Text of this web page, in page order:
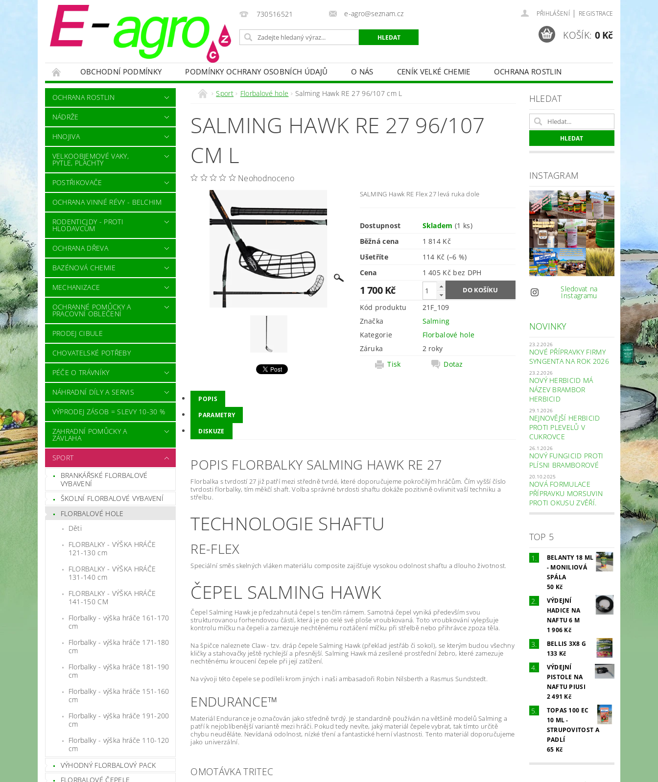
730516521 e-agro@seznam.cz PŘIHLÁŠENÍ | REGISTRACE
KOŠÍK: 0 Kč
OBCHODNÍ PODMÍNKY PODMÍNKY OCHRANY OSOBNÍCH ÚDAJŮ O NÁS CENÍK VELKÉ CHEMIE
OCHRANA ROSTLIN
NÁDRŽE
HNOJIVA VELKOOBJEMOVÉ VAKY, PYTLE, PLACHTY POSTŘIKOVAČE
RODENTICIDY - PROTI HLODAVCŮM
OCHRANNÉ POMŮCKY A PRACOVNÍ OBLEČENÍ
PRODEJ CIBULE CHOVATELSKÉ POTŘEBY
PÉČE O TRÁVNÍKY
NÁHRADNÍ DÍLY A SERVIS
OCHRANA ROSTLIN
NÁDRŽE
HNOJIVA
VELKOOBJEMOVÉ VAKY,
PYTLE, PLACHTY
POSTŘIKOVAČE
OCHRANA VINNÉ RÉVY - BELCHIM
RODENTICIDY - PROTI
HLODAVCŮM
OCHRANA DŘEVA
BAZÉNOVÁ CHEMIE
MECHANIZACE
OCHRANNÉ POMŮCKY A
PRACOVNÍ OBLEČENÍ
PRODEJ CIBULE
CHOVATELSKÉ POTŘEBY
PÉČE O TRÁVNÍKY
NÁHRADNÍ DÍLY A SERVIS
VÝPRODEJ ZÁSOB = SLEVY 10-30 %
ZAHRADNÍ POMŮCKY A
ZÁVLAHA
SPORT
BRANKÁŘSKÉ FLORBALOVÉ
VYBAVENÍ
ŠKOLNÍ FLORBALOVÉ VYBAVENÍ
FLORBALOVÉ HOLE
Děti
FLORBALKY - VÝŠKA HRÁČE
121-130 cm
FLORBALKY - VÝŠKA HRÁČE
131-140 cm
FLORBALKY - VÝŠKA HRÁČE
141-150 CM
Florbalky - výška hráče 161-170
cm
Florbalky - výška hráče 171-180
cm
Florbalky - výška hráče 181-190
cm
Florbalky - výška hráče 151-160
cm
Florbalky - výška hráče 191-200
cm
Florbalky - výška hráče 110-120
cm
VÝHODNÝ FLORBALOVÝ PACK
FLORBALOVÉ ČEPELE
Sport Florbalové hole Salming Hawk RE 27 96/107 cm L
SALMING HAWK RE 27 96/107
CM L
Neohodnoceno
SALMING Hawk RE Flex 27 levá ruka dole
Dostupnost Skladem(1 ks)
Běžná cena
1 814 Kč
Ušetříte
114 Kč (–6 %)
Cena
1 405 Kč bez DPH
1 700 Kč
Kód produktu
21F_109
Značka
Salming
Kategorie
Florbalové hole
Záruka
2 roky
Tisk
Dotaz
POPIS
PARAMETRY
DISKUZE
POPIS FLORBALKY SALMING HAWK RE 27
Florbalka s tvrdostí 27 již patří mezi středně tvrdé, které doporučujeme pokročilým hráčům. Čím vyšší číslo
tvrdosti florbalky, tím měkčí shaft. Volba správné tvrdosti shaftu dokáže pozitivně ovlivnit vaší techniku a
střelbu.
TECHNOLOGIE SHAFTU
RE-FLEX
Speciální směs skelných vláken materiálu composite zajišťuje vysokou odolnost shaftu a dlouho životnost.
ČEPEL SALMING HAWK
Čepel Salming Hawk je předzahnutá čepel s tenčím rámem. Samotná čepel vyniká především svou
strukturovanou forhendovou částí, která je po celé své ploše vroubkovaná. Toto vroubkování vylepšuje
kontrolu míčku na čepeli a zamezuje nechtěnému roztáčení míčku při střelbě nebo přihrávce zpoza těla.
Na špičce naleznete Claw - tzv. dráp čepele Salming Hawk (překlad jestřáb či sokol), se kterým budou všechny
kličky a stahovačky ještě rychlejší a přesnější. Salming Hawk má zesílené prostřední žebro, které zamezuje
nechtěnému kroucení čepele při její zatížení.
Na vývoji této čepele se podíleli krom jiných i naši ambasadoři Robin Nilsberth a Rasmus Sundstedt.
ENDURANCE™
Materiál Endurance je označován jako středně tvrdý. Je standardně používán na většině modelů Salming a
patří k nejoblíbenější variantě mezi hráči. Pokud tedy nevíte, jaký materiál čepele vybrat, tak tímto určitě
chybu neuděláte. Nevídaná odolnost, nízké tření a fantastické herní vlastnosti. Tento materiál doporučujeme
jako univerzální.
OMOTÁVKA TRITEC
HLEDAT
INSTAGRAM
Sledovat na
Instagramu
NOVINKY
23.2.2026
NOVÉ PŘÍPRAVKY FIRMY
SYNGENTA NA ROK 2026
23.2.2026
NOVÝ HERBICID MÁ
NÁZEV BRAMBOR
HERBICID
29.1.2026
NEJNOVĚJŠÍ HERBICID
PROTI PLEVELŮ V
CUKROVCE
26.1.2026
NOVÝ FUNGICID PROTI
PLÍSNI BRAMBOROVÉ
20.10.2025
NOVÁ FORMULACE
PŘÍPRAVKU MORSUVIN
PROTI OKUSU ZVĚŘÍ.
TOP 5
BELANTY 18 ML
- MONILIOVÁ
SPÁLA
50 Kč
VÝDEJNÍ
HADICE NA
NAFTU 6 M
1 906 Kč
BELLIS 3X8 G
133 Kč
VÝDEJNÍ
PISTOLE NA
NAFTU PIUSI
2 491 Kč
TOPAS 100 EC
10 ML -
STRUPOVITOST A
PADLÍ
65 Kč